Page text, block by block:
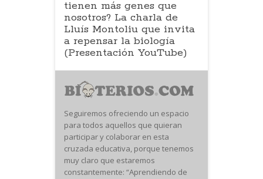
tienen más genes que
nosotros? La charla de
Lluís Montoliu que invita
a repensar la biología
(Presentación YouTube)
Seguiremos ofreciendo un espacio
para todos aquellos que quieran
participar y colaborar en esta
cruzada educativa, porque tenemos
muy claro que estaremos
constantemente: “Aprendiendo de